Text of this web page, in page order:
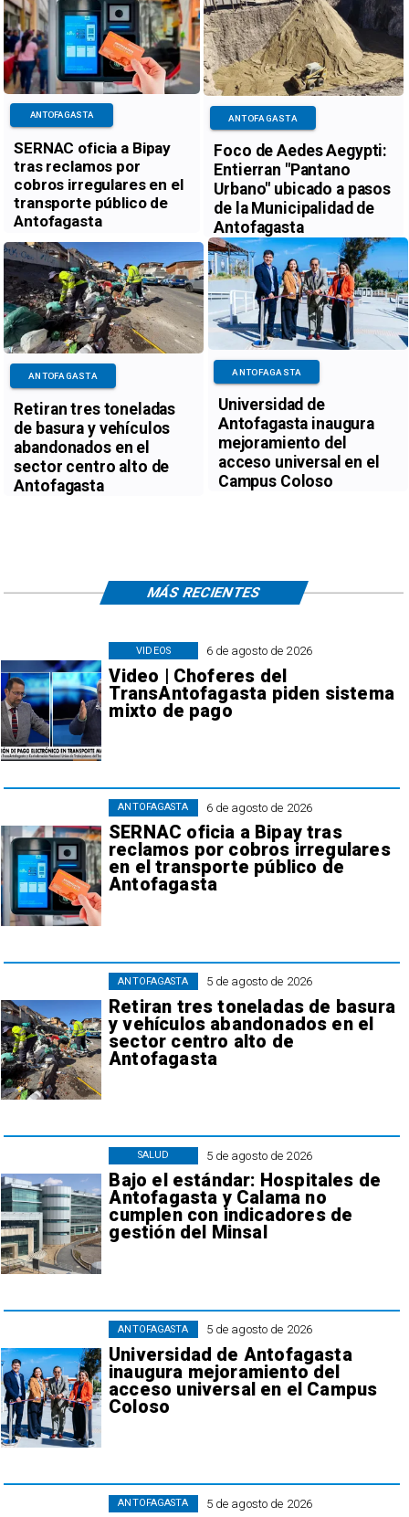
SERNAC oficia a Bipay
tras reclamos por
cobros irregulares en el
transporte público de
Antofagasta
ANTOFAGASTA
Foco de Aedes Aegypti:
Entierran "Pantano
Urbano" ubicado a pasos
de la Municipalidad de
Antofagasta
ANTOFAGASTA
Retiran tres toneladas
de basura y vehículos
abandonados en el
sector centro alto de
Antofagasta
ANTOFAGASTA
Universidad de
Antofagasta inaugura
mejoramiento del
acceso universal en el
Campus Coloso
ANTOFAGASTA
6 de agosto de 2026
Video | Choferes del
TransAntofagasta piden sistema
mixto de pago
VIDEOS
6 de agosto de 2026
SERNAC oficia a Bipay tras
reclamos por cobros irregulares
en el transporte público de
Antofagasta
ANTOFAGASTA
5 de agosto de 2026
Retiran tres toneladas de basura
y vehículos abandonados en el
sector centro alto de
Antofagasta
ANTOFAGASTA
5 de agosto de 2026
Bajo el estándar: Hospitales de
Antofagasta y Calama no
cumplen con indicadores de
gestión del Minsal
SALUD
5 de agosto de 2026
Universidad de Antofagasta
inaugura mejoramiento del
acceso universal en el Campus
Coloso
ANTOFAGASTA
5 de agosto de 2026
ANTOFAGASTA
MÁS RECIENTES